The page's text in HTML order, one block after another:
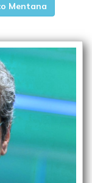
Mentana